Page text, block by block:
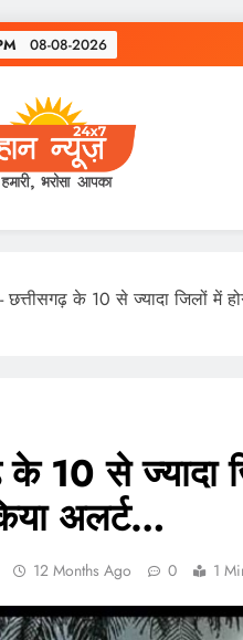
08-08-2026
-छत्तीसगढ़ के 10 से ज्यादा जिलों में
10 से ज्यादा
अलर्ट…
12 Months Ago 0 1